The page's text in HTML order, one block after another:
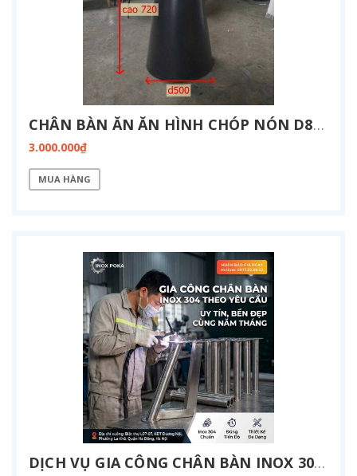
CHÂN BÀN ĂN ĂN HÌNH CHÓP NÓN D800 SP2110
3.000.000₫
MUA HÀNG
DỊCH VỤ GIA CÔNG CHÂN BÀN INOX 304 THEO YÊU CẦU TẠI HÀ NỘI